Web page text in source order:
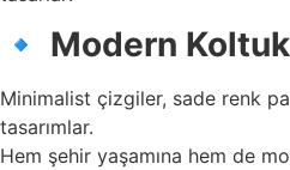
🔹 Modern Koltuk
Minimalist çizgiler, sade renk
tasarımlar.
Hem şehir yaşamına hem de